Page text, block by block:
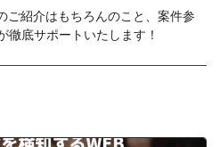
紹介はもちろんのこと、案件参
徹底サポートいたします！